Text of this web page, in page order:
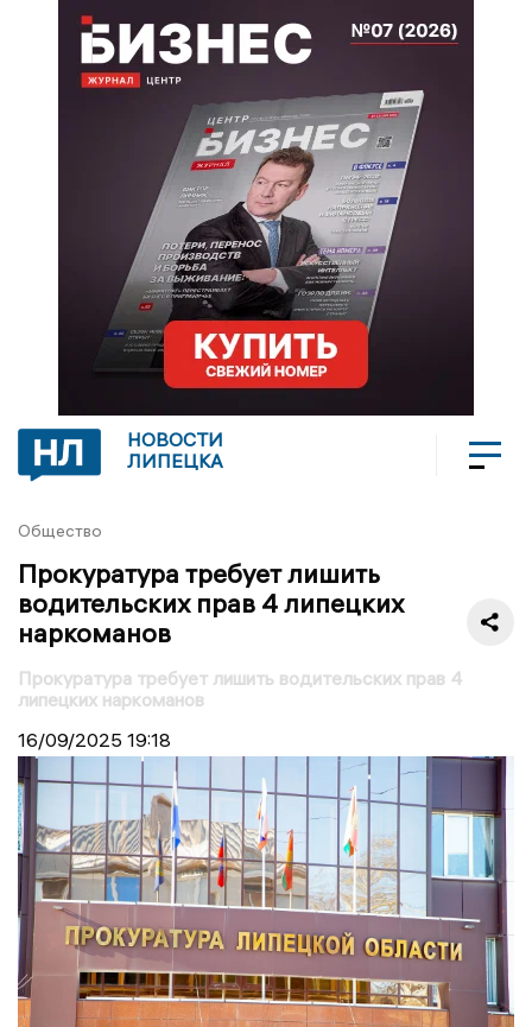
НОВОСТИ
ЛИПЕЦКА
Общество
Прокуратура требует лишить
водительских прав 4 липецких
наркоманов
Прокуратура требует лишить водительских прав 4
липецких наркоманов
16/09/2025 19:18